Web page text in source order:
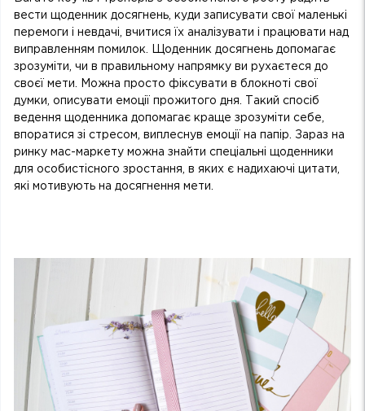
вести щоденник досягнень, куди записувати свої маленькі
перемоги і невдачі, вчитися їх аналізувати і працювати над
виправленням помилок. Щоденник досягнень допомагає
зрозуміти, чи в правильному напрямку ви рухаєтеся до
своєї мети. Можна просто фіксувати в блокноті свої
думки, описувати емоції прожитого дня. Такий спосіб
ведення щоденника допомагає краще зрозуміти себе,
впоратися зі стресом, виплеснув емоції на папір. Зараз на
ринку мас-маркету можна знайти спеціальні щоденники
для особистісного зростання, в яких є надихаючі цитати,
які мотивують на досягнення мети.